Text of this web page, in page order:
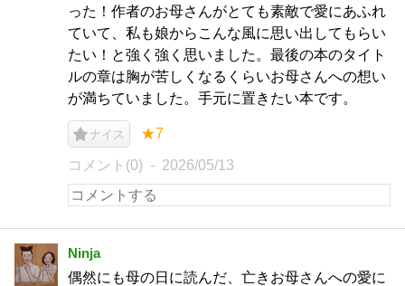
った！作者のお母さんがとても素敵で愛にあふれ
ていて、私も娘からこんな風に思い出してもらい
たい！と強く強く思いました。最後の本のタイト
ルの章は胸が苦しくなるくらいお母さんへの想い
が満ちていました。手元に置きたい本です。
ナイス ★7
コメント(0) 2026/05/13
Ninja
偶然にも母の日に読んだ、亡きお母さんへの愛に